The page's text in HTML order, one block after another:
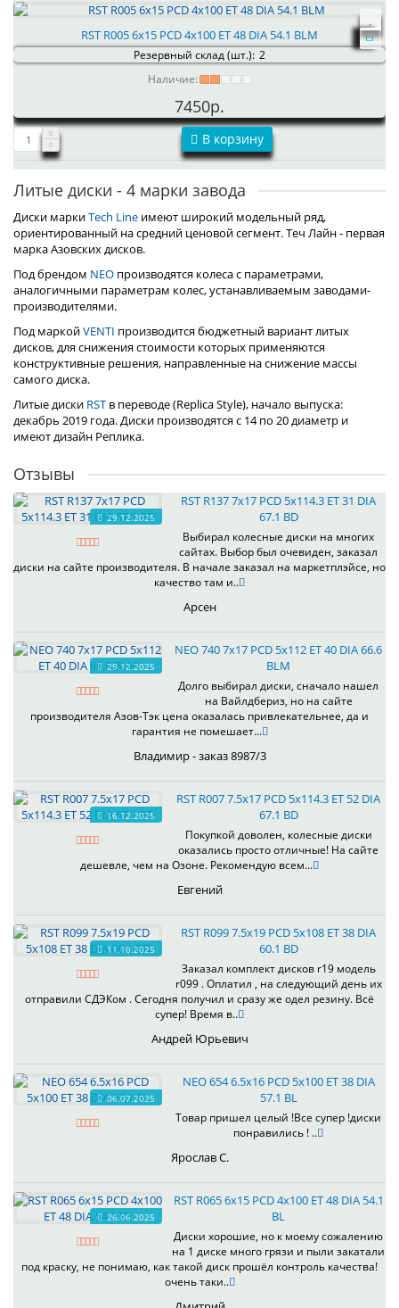
RST R005 6x15 PCD 4x100 ET 48 DIA 54.1 BLM
Резервный склад (шт.): 2
Наличие:
7450р.
В корзину
Литые диски - 4 марки завода
Диски маркиTech Line имеют широкий модельный ряд,
ориентированный на средний ценовой сегмент. Теч Лайн - первая
марка Азовских дисков.
Под брендом NEO производятся колеса с параметрами,
аналогичными параметрам колес, устанавливаемым заводами-
производителями.
Под маркойVENTI производится бюджетный вариант литых
дисков, для снижения стоимости которых применяются
конструктивные решения, направленные на снижение массы
самого диска.
Литые диски RST в переводе (Replica Style), начало выпуска:
декабрь 2019 года. Диски производятся с 14 по 20 диаметр и
имеют дизайн Реплика.
Отзывы
29.12.2025
RST R137 7x17 PCD 5x114.3 ET 31 DIA
67.1 BD
Выбирал колесные диски на многих
сайтах. Выбор был очевиден, заказал
диски на сайте производителя. В начале заказал на маркетплэйсе, но
качество там и..
Арсен
29.12.2025
NEO 740 7x17 PCD 5x112 ET 40 DIA 66.6
BLM
Долго выбирал диски, сначало нашел
на Вайлдбериз, но на сайте
производителя Азов-Тэк цена оказалась привлекательнее, да и
гарантия не помешает...
Владимир - заказ 8987/3
16.12.2025
RST R007 7.5x17 PCD 5x114.3 ET 52 DIA
67.1 BD
Покупкой доволен, колесные диски
оказались просто отличные! На сайте
дешевле, чем на Озоне. Рекомендую всем...
Евгений
11.10.2025
RST R099 7.5x19 PCD 5x108 ET 38 DIA
60.1 BD
Заказал комплект дисков r19 модель
r099 . Оплатил , на следующий день их
отправили СДЭКом . Сегодня получил и сразу же одел резину. Всё
супер! Время в..
Андрей Юрьевич
06.07.2025
NEO 654 6.5x16 PCD 5x100 ET 38 DIA
57.1 BL
Товар пришел целый !Все супер !диски
понравились ! ..
Ярослав С.
26.06.2025
RST R065 6x15 PCD 4x100 ET 48 DIA 54.1
BL
Диски хорошие, но к моему сожалению
на 1 диске много грязи и пыли закатали
под краску, не понимаю, как такой диск прошёл контроль качества!
очень таки..